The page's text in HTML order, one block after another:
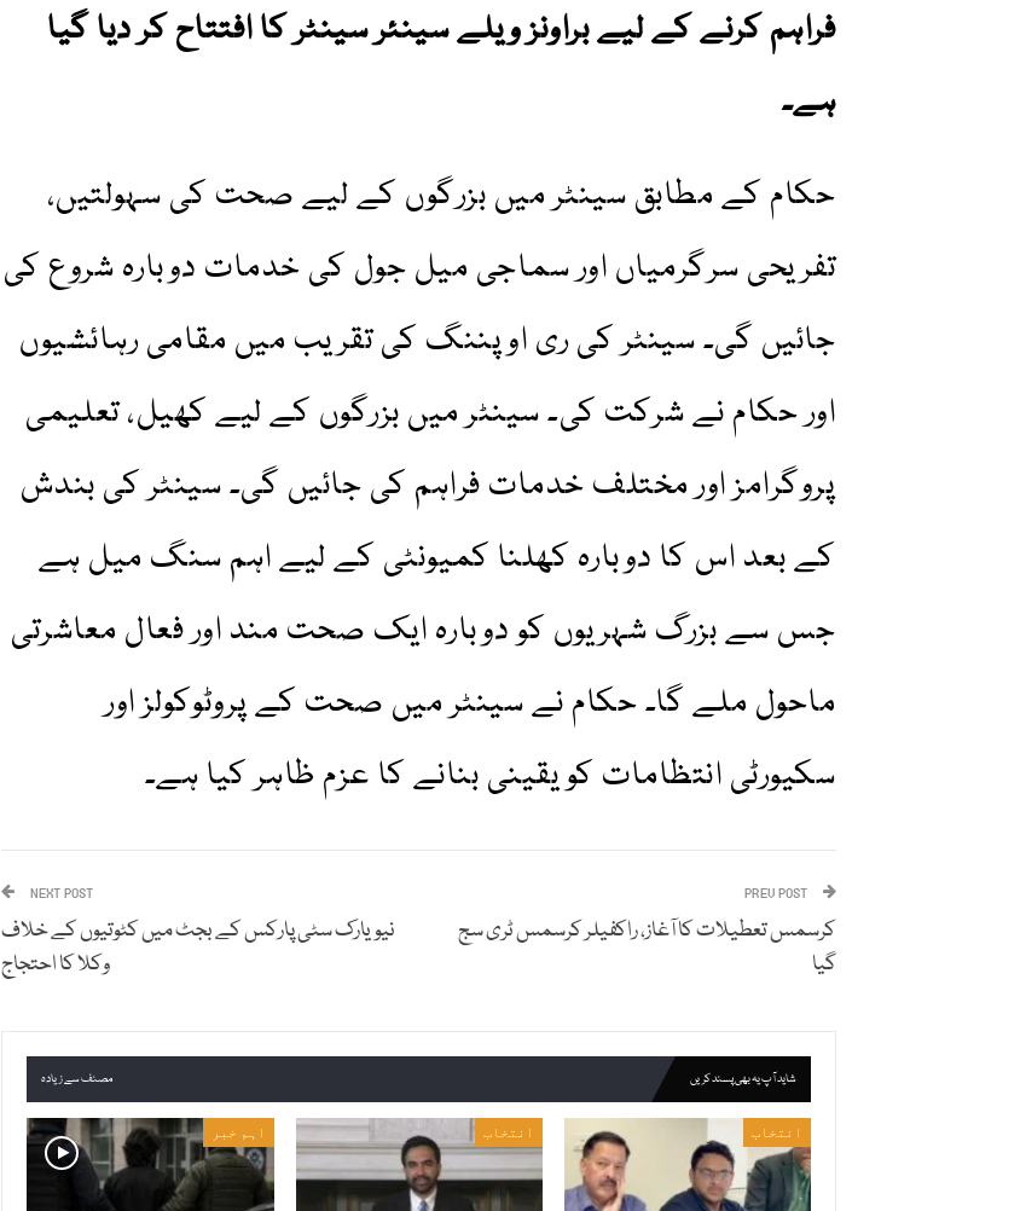
فراہم کرنے کے لیے براونز ویلے سینئر سینٹر کا افتتاح کر دیا گیا
ہے۔
حکام کے مطابق سینٹر میں بزرگوں کے لیے صحت کی سہولتیں،
تفریحی سرگرمیاں اور سماجی میل جول کی خدمات دوبارہ شروع کی
جائیں گی۔ سینٹر کی ری اوپننگ کی تقریب میں مقامی رہائشیوں
اور حکام نے شرکت کی۔ سینٹر میں بزرگوں کے لیے کھیل، تعلیمی
پروگرامز اور مختلف خدمات فراہم کی جائیں گی۔ سینٹر کی بندش
کے بعد اس کا دوبارہ کھلنا کمیونٹی کے لیے اہم سنگ میل ہے
جس سے بزرگ شہریوں کو دوبارہ ایک صحت مند اور فعال معاشرتی
ماحول ملے گا۔ حکام نے سینٹر میں صحت کے پروٹوکولز اور
سکیورٹی انتظامات کو یقینی بنانے کا عزم ظاہر کیا ہے۔
کرسمس تعطیلات کا آغاز، راکفیلر کرسمس ٹری سج
گیا
NEXT POST
نیویارک سٹی پارکس کے بجٹ میں کٹوتیوں کے خلاف
وکلا کا احتجاج
شاید آپ یہ بھی پسند کریں مصنف سے زیادہ
انتخاب انتخاب اہم خبر